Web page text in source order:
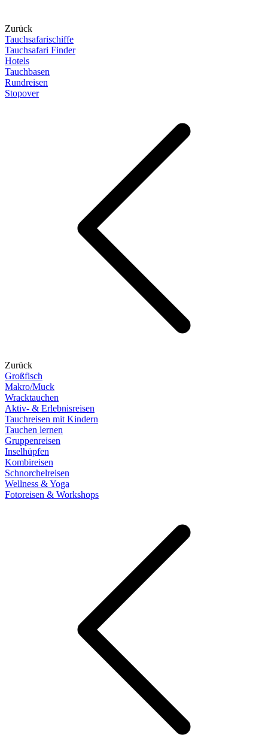
Zurück
Tauchsafarischiffe
Tauchsafari Finder
Hotels
Tauchbasen
Rundreisen
Stopover
Zurück
Großfisch
Makro/Muck
Wracktauchen
Aktiv- & Erlebnisreisen
Tauchreisen mit Kindern
Tauchen lernen
Gruppenreisen
Inselhüpfen
Kombireisen
Schnorchelreisen
Wellness & Yoga
Fotoreisen & Workshops